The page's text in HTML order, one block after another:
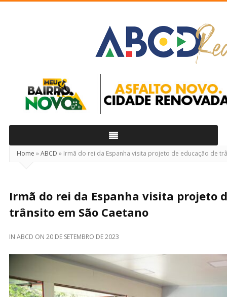
Real
Home »ABCD » Irmã do rei da Espanha visita projeto de educação de
Irmã do rei da Espanha visita projeto
trânsito em São Caetano
IN ABCD ON 20 DE SETEMBRO DE 2023